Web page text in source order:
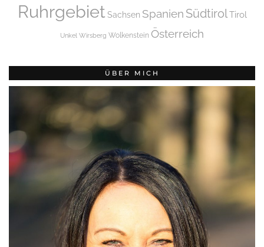
Ruhrgebiet Sachsen Spanien SüdtirolTirol
Unkel Wirsberg Wolkenstein Österreich
ÜBER MICH